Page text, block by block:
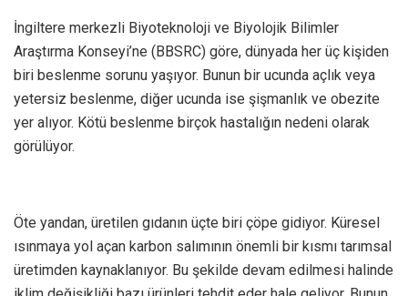
İngiltere merkezli Biyoteknoloji ve Biyolojik Bilimler
Araştırma Konseyi’ne (BBSRC) göre, dünyada her üç kişiden
biri beslenme sorunu yaşıyor. Bunun bir ucunda açlık veya
yetersiz beslenme, diğer ucunda ise şişmanlık ve obezite
yer alıyor. Kötü beslenme birçok hastalığın nedeni olarak
görülüyor.
Öte yandan, üretilen gıdanın üçte biri çöpe gidiyor. Küresel
ısınmaya yol açan karbon salımının önemli bir kısmı tarımsal
üretimden kaynaklanıyor. Bu şekilde devam edilmesi halinde